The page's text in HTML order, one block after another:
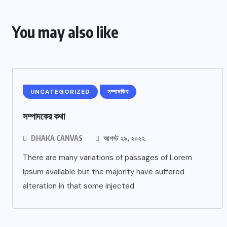
You may also like
UNCATEGORIZED সম্পাদকিয়
সম্পাদকের কথা
DHAKA CANVAS আগস্ট ২৯, ২০২২
There are many variations of passages of Lorem
Ipsum available but the majority have suffered
alteration in that some injected